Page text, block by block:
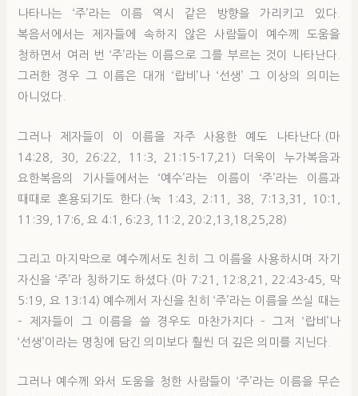
나타나는 ‘주’라는 이름 역시 같은 방향을 가리키고 있다.
복음서에서는 제자들에 속하지 않은 사람들이 예수께 도움을
청하면서 여러 번 ‘주’라는 이름으로 그를 부르는 것이 나타난다.
그러한 경우 그 이름은 대개 ‘랍비’나 ‘선생’ 그 이상의 의미는
아니었다.
그러나 제자들이 이 이름을 자주 사용한 예도 나타난다.(마
14:28, 30, 26:22, 11:3, 21:15-17,21) 더욱이 누가복음과
요한복음의 기사들에서는 ‘예수’라는 이름이 ‘주’라는 이름과
때때로 혼용되기도 한다.(눅 1:43, 2:11, 38, 7:13,31, 10:1,
11:39, 17:6, 요 4:1, 6:23, 11:2, 20:2,13,18,25,28)
그리고 마지막으로 예수께서도 친히 그 이름을 사용하시며 자기
자신을 ‘주’라 칭하기도 하셨다.(마 7:21, 12:8,21, 22:43-45, 막
5:19, 요 13:14) 예수께서 자신을 친히 ‘주’라는 이름을 쓰실 때는
– 제자들이 그 이름을 쓸 경우도 마찬가지다 – 그저 ‘랍비’나
‘선생’이라는 명칭에 담긴 의미보다 훨씬 더 깊은 의미를 지닌다.
그러나 예수께 와서 도움을 청한 사람들이 ‘주’라는 이름을 무슨